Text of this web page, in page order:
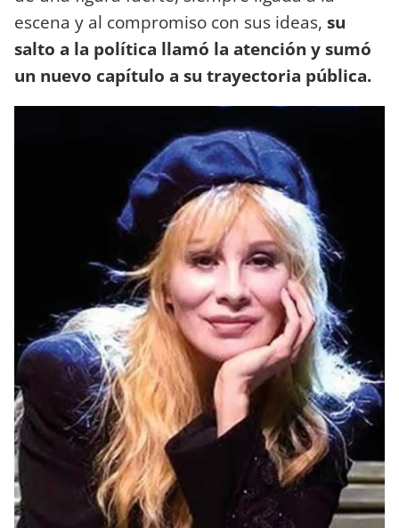
escena y al compromiso con sus ideas, su
salto a la política llamó la atención y sumó
un nuevo capítulo a su trayectoria pública.